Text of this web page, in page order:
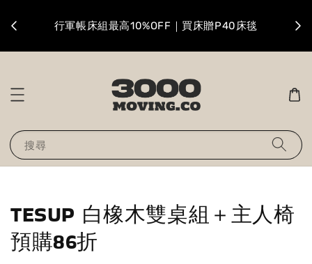
行軍帳床組最高10%OFF｜買床贈P40床毯
搜尋
TESUP 白橡木雙桌組＋主人椅
預購86折